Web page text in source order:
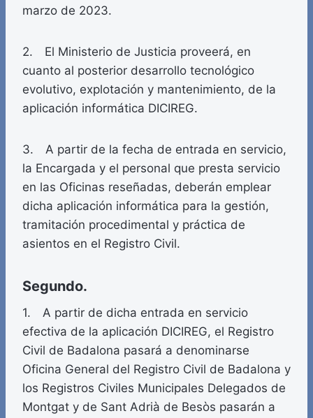
marzo de 2023.
2. El Ministerio de Justicia proveerá, en
cuanto al posterior desarrollo tecnológico
evolutivo, explotación y mantenimiento, de la
aplicación informática DICIREG.
3. A partir de la fecha de entrada en servicio,
la Encargada y el personal que presta servicio
en las Oficinas reseñadas, deberán emplear
dicha aplicación informática para la gestión,
tramitación procedimental y práctica de
asientos en el Registro Civil.
Segundo.
1. A partir de dicha entrada en servicio
efectiva de la aplicación DICIREG, el Registro
Civil de Badalona pasará a denominarse
Oficina General del Registro Civil de Badalona y
los Registros Civiles Municipales Delegados de
Montgat y de Sant Adrià de Besòs pasarán a